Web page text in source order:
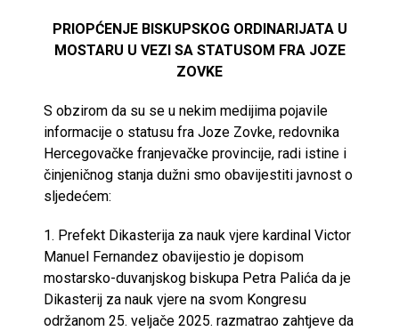
PRIOPĆENJE BISKUPSKOG ORDINARIJATA U
MOSTARU U VEZI SA STATUSOM FRA JOZE
ZOVKE
S obzirom da su se u nekim medijima pojavile
informacije o statusu fra Joze Zovke, redovnika
Hercegovačke franjevačke provincije, radi istine i
činjeničnog stanja dužni smo obavijestiti javnost o
sljedećem:
1. Prefekt Dikasterija za nauk vjere kardinal Victor
Manuel Fernandez obavijestio je dopisom
mostarsko-duvanjskog biskupa Petra Palića da je
Dikasterij za nauk vjere na svom Kongresu
održanom 25. veljače 2025. razmatrao zahtjeve da